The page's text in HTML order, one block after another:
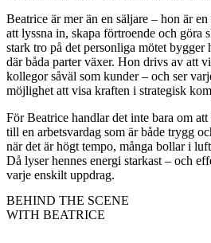
Beatrice är mer än en säljare – hon är
att lyssna in, skapa förtroende och göra
stark tro på det personliga mötet bygger
där båda parter växer. Hon drivs av att
kollegor såväl som kunder – och ser
möjlighet att visa kraften i strategisk
För Beatrice handlar det inte bara om
till en arbetsvardag som är både trygg
när det är högt tempo, många bollar i
Då lyser hennes energi starkast – och
varje enskilt uppdrag.
BEHIND THE SCENE
WITH BEATRICE